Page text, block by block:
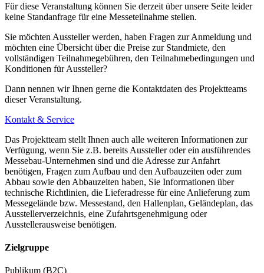
Für diese Veranstaltung können Sie derzeit über unsere Seite leider
keine Standanfrage für eine Messeteilnahme stellen.
Sie möchten Aussteller werden, haben Fragen zur Anmeldung und
möchten eine Übersicht über die Preise zur Standmiete, den
vollständigen Teilnahmegebühren, den Teilnahmebedingungen und
Konditionen für Aussteller?
Dann nennen wir Ihnen gerne die Kontaktdaten des Projektteams
dieser Veranstaltung.
Kontakt & Service
Das Projektteam stellt Ihnen auch alle weiteren Informationen zur
Verfügung, wenn Sie z.B. bereits Aussteller oder ein ausführendes
Messebau-Unternehmen sind und die Adresse zur Anfahrt
benötigen, Fragen zum Aufbau und den Aufbauzeiten oder zum
Abbau sowie den Abbauzeiten haben, Sie Informationen über
technische Richtlinien, die Lieferadresse für eine Anlieferung zum
Messegelände bzw. Messestand, den Hallenplan, Geländeplan, das
Ausstellerverzeichnis, eine Zufahrtsgenehmigung oder
Ausstellerausweise benötigen.
Zielgruppe
Publikum (B2C)